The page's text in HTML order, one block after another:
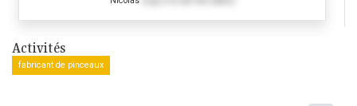
Activités
fabricant de pinceaux